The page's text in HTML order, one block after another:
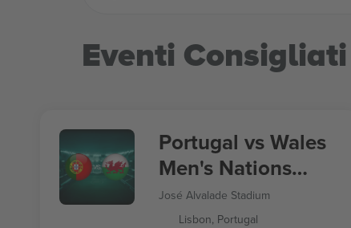
Eventi Consigliati
Portugal vs Wales
Men's Nations
League
José Alvalade Stadium
Lisbon, Portugal